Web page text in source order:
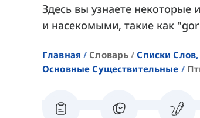
Здесь вы узнаете некоторые
и насекомыми, такие как
Главная Словарь
Списки
Основные Существительные